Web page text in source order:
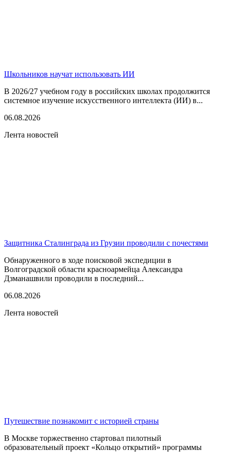
Школьников научат использовать ИИ
В 2026/27 учебном году в российских школах продолжится
системное изучение искусственного интеллекта (ИИ) в...
06.08.2026
Лента новостей
Защитника Сталинграда из Грузии проводили с почестями
Обнаруженного в ходе поисковой экспедиции в
Волгоградской области красноармейца Александра
Дзманашвили проводили в последний...
06.08.2026
Лента новостей
Путешествие познакомит с историей страны
В Москве торжественно стартовал пилотный
образовательный проект «Кольцо открытий» программы